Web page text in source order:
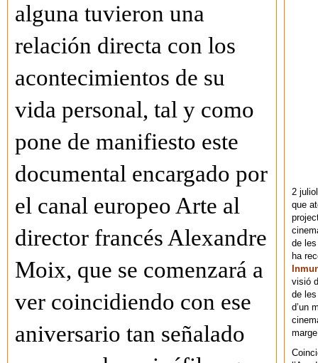
alguna tuvieron una
relación directa con los
acontecimientos de su
vida personal, tal y como
pone de manifiesto este
documental encargado por
el canal europeo Arte al
director francés Alexandre
Moix, que se comenzará a
ver coincidiendo con ese
aniversario tan señalado
2
que
de
ha
visió
de
d’un